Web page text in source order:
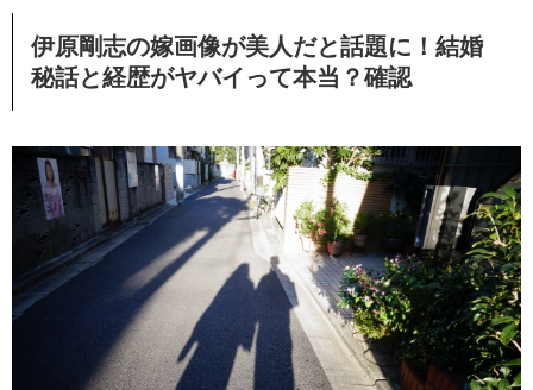
伊原剛志の嫁画像が美人だと話題に！結婚
秘話と経歴がヤバイって本当？確認